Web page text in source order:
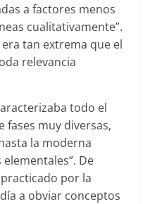
a factores menos
cualitativamente”.
tan extrema que el
relevancia
todo el
fases muy diversas,
la moderna
De
por la
a obviar conceptos